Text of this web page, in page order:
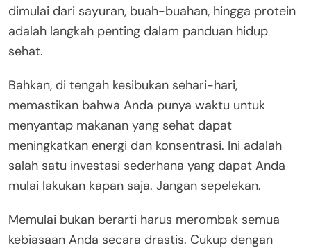
dimulai dari sayuran, buah-buahan, hingga protein
adalah langkah penting dalam panduan hidup
sehat.
Bahkan, di tengah kesibukan sehari-hari,
memastikan bahwa Anda punya waktu untuk
menyantap makanan yang sehat dapat
meningkatkan energi dan konsentrasi. Ini adalah
salah satu investasi sederhana yang dapat Anda
mulai lakukan kapan saja. Jangan sepelekan.
Memulai bukan berarti harus merombak semua
kebiasaan Anda secara drastis. Cukup dengan